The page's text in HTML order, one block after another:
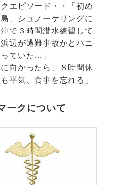
エピソード・・「初め
、シュノーケリングに
で３時間潜水練習して
辺が遭難事故かとパニ
ていた…」
に向かったら、８時間休
平気、食事を忘れる」
ークについて